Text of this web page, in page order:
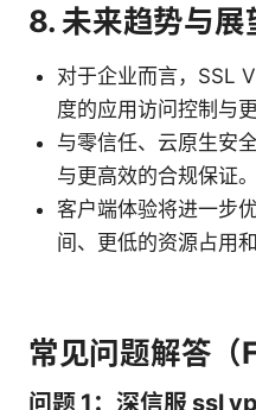
8. 未来趋势与展
对于企业而言，SSL
度的应用访问控制与
与零信任、云原生安
与更高效的合规保证。
客户端体验将进一步
间、更低的资源占用
常见问题解答（
问题 1：深信服 ssl